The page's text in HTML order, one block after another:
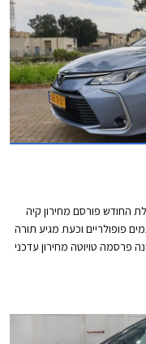
החודש פורסם מחירון קיה
פופולריים וכעת מגיע תורה
פרסמה טויוטה מחירון עדכני
חלו שינויים
הופסק לפני מספר
לסוף השנה.